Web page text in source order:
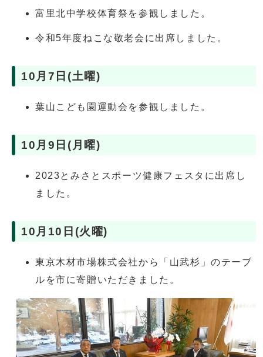
富里北中学校体育祭を参観しました。
令和5年度ねこな敬老会に出席しました。
10月7日(土曜)
葉山こども園運動会を参観しました。
10月9日(月曜)
2023とみさとスポーツ健康フェスタに出席し
ました。
10月10日(火曜)
東京木材市場株式会社から「山武杉」のテーブ
ルを市に寄贈いただきました。